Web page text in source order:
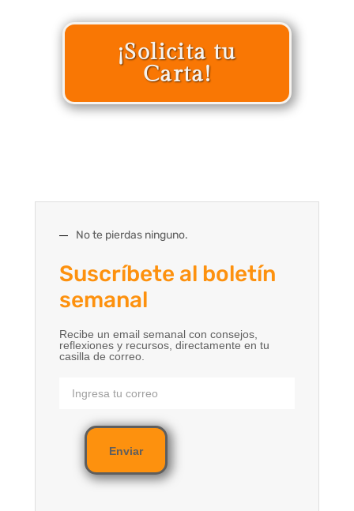
¡Solicita tu
Carta!
No te pierdas ninguno.
Suscríbete al boletín
semanal
Recibe un email semanal con consejos,
reflexiones y recursos, directamente en tu
casilla de correo.
Enviar